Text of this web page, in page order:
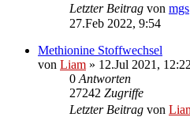
Letzter Beitrag von mgs
27.Feb 2022, 9:54
Methionine Stoffwechsel
von Liam » 12.Jul 2021, 12:22
0 Antworten
27242 Zugriffe
Letzter Beitrag von